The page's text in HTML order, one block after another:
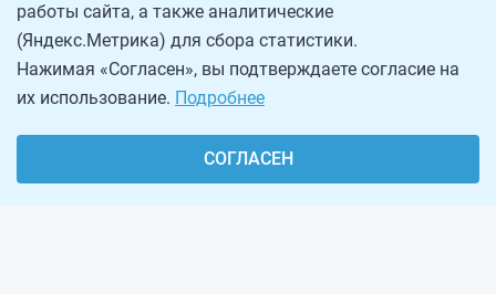
работы сайта, а также аналитические
(Яндекс.Метрика) для сбора статистики.
Нажимая «Согласен», вы подтверждаете согласие на
их использование. Подробнее
СОГЛАСЕН